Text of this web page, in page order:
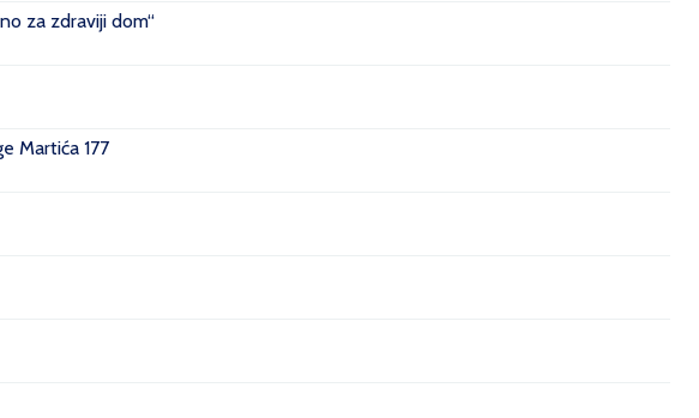
za zdraviji dom“
Martića 177